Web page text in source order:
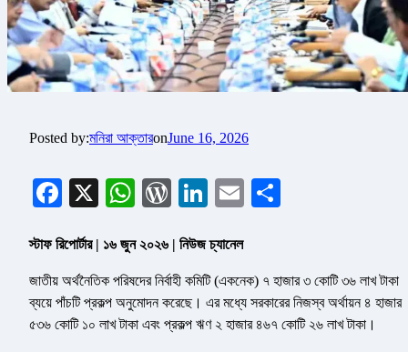
Posted by:মনিরা আক্তারonJune 16, 2026
Facebook
X WhatsApp
WordPress
LinkedIn
Email
স্টাফ রিপোর্টার | ১৬ জুন ২০২৬ | নিউজ চ্যানেল
জাতীয় অর্থনৈতিক পরিষদের নির্বাহী কমিটি (একনেক) ৭ হাজার ৩ কোটি ৩৬ লাখ টাকা
ব্যয়ে পাঁচটি প্রকল্প অনুমোদন করেছে। এর মধ্যে সরকারের নিজস্ব অর্থায়ন ৪ হাজার
৫৩৬ কোটি ১০ লাখ টাকা এবং প্রকল্প ঋণ ২ হাজার ৪৬৭ কোটি ২৬ লাখ টাকা।